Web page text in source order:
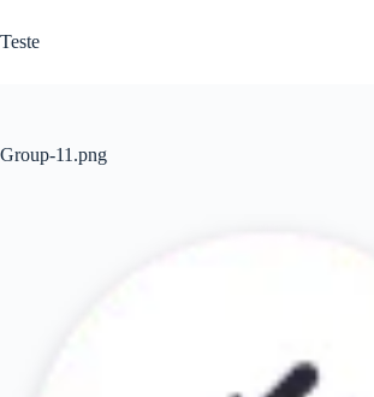
para
o
Teste
Group-11.png